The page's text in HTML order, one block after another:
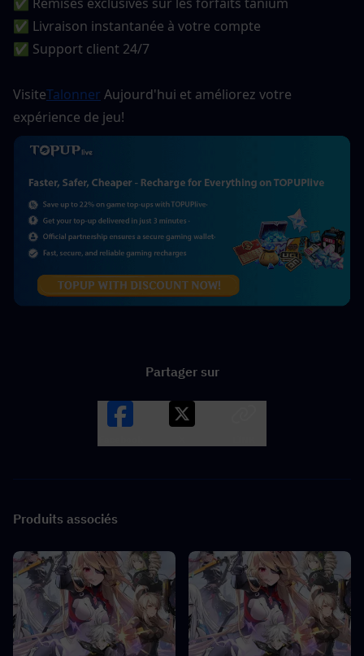
✅ Livraison instantanée à votre compte
✅ Support client 24/7
VisiteTalonner Aujourd'hui et améliorez votre
expérience de jeu!
Partager sur
Produits associés